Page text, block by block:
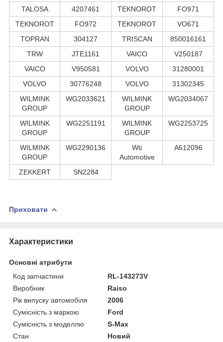
TALOSA
4207461 TEKNOROT
FO971
TEKNOROT
FO972 TEKNOROT
VO671
TOPRAN
304127 TRISCAN
850016161
TRW
JTE1161 VAICO
V250187
VAICO
V950581 VOLVO
31280001
VOLVO
30776248 VOLVO
31302345
WILMINK
GROUP
WG2033621
WILMINK
GROUP
WG2034067
WILMINK
GROUP
WG2251191
WILMINK
GROUP
WG2253725
WILMINK
GROUP
WG2290136
Wti
Automotive
A612096
ZEKKERT SN2284
Приховати
Характеристики
Основні атрибути
Код запчастини
RL-143273V
Виробник
Raiso
Рік випуску автомобіля
2006
Сумісність з маркою
Ford
Сумісність з моделлю
S-Max
Стан
Новий